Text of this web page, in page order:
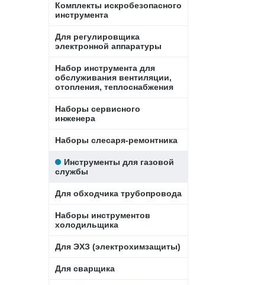
Комплекты искробезопасного
инструмента
Для регулировщика
электронной аппаратуры
Набор инструмента для
обслуживания вентиляции,
отопления, теплоснабжения
Наборы сервисного
инженера
Наборы слесаря-ремонтника
Инструменты для газовой
службы
Для обходчика трубопровода
Наборы инструментов
холодильщика
Для ЭХЗ (электрохимзащиты)
Для сварщика